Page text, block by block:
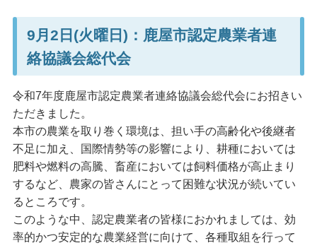
9月2日(火曜日)：鹿屋市認定農業者連
絡協議会総代会
令和7年度鹿屋市認定農業者連絡協議会総代会にお招きい
ただきました。
本市の農業を取り巻く環境は、担い手の高齢化や後継者
不足に加え、国際情勢等の影響により、耕種においては
肥料や燃料の高騰、畜産においては飼料価格が高止まり
するなど、農家の皆さんにとって困難な状況が続いてい
るところです。
このような中、認定農業者の皆様におかれましては、効
率的かつ安定的な農業経営に向けて、各種取組を行って